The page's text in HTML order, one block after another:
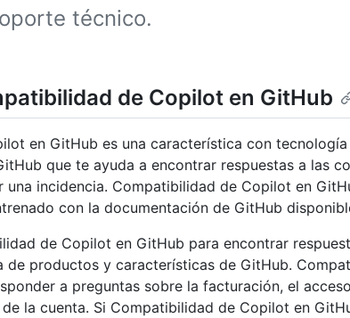
técnico.
de Copilot en GitHub
en GitHub es una característica con
que te ayuda a encontrar respuestas a las
una incidencia. Compatibilidad de Copilot en
con la documentación de GitHub
de Copilot en GitHub para encontrar
de productos y características de GitHub.
a preguntas sobre la facturación, el
la cuenta. Si Compatibilidad de Copilot en